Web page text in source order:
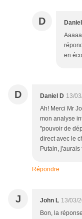
D
en
D Daniel D 13/
Ah! Merci Mr
mon analyse
"pouvoir de
direct avec le
Putain,
Répondre
J John L 13/03/
Bon, la